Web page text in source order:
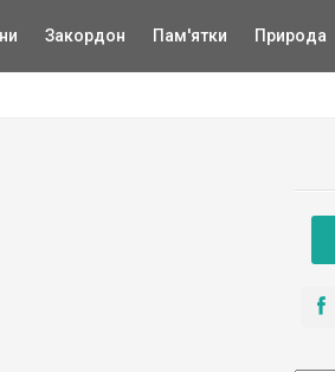
Закордон Пам'ятки Природа